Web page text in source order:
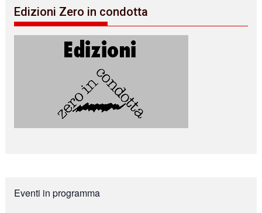
Edizioni Zero in condotta
Eventi in programma